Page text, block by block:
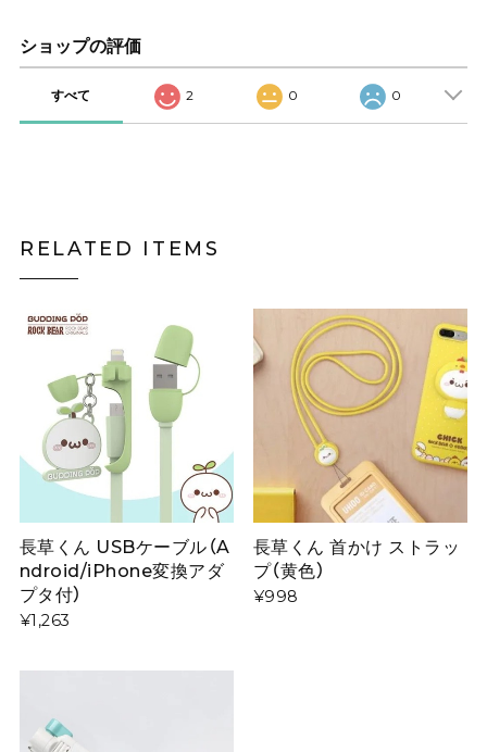
ショップの評価
すべて 2 0 0
RELATED ITEMS
長草くん USBケーブル（A
ndroid/iPhone変換アダ
プタ付）
¥1,263
長草くん 首かけ ストラッ
プ（黄色）
¥998